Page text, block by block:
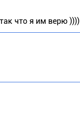
что я им верю ))))